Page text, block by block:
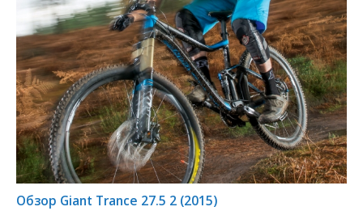
Обзор Giant Trance 27.5 2 (2015)